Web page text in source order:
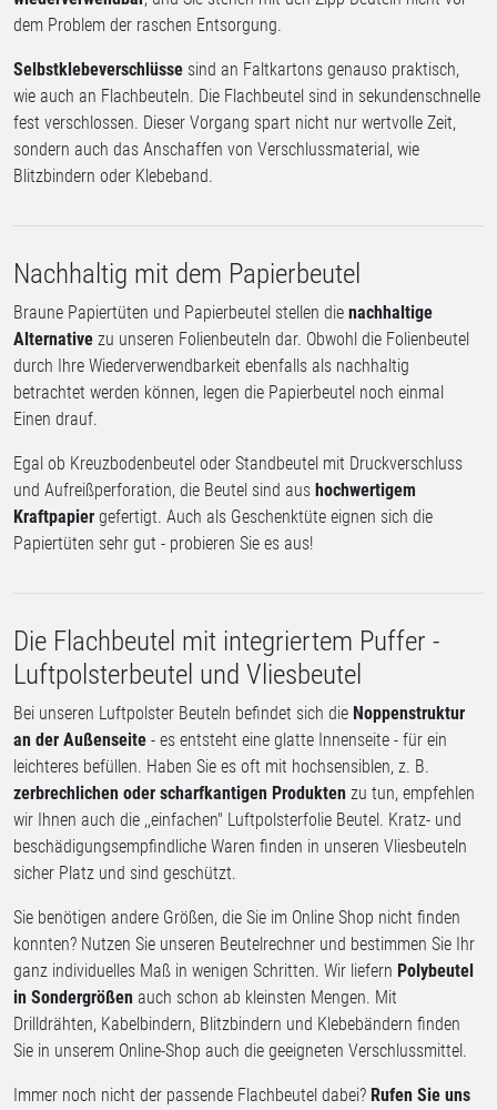
dem Problem der raschen Entsorgung.
Selbstklebeverschlüsse sind an Faltkartons genauso praktisch,
wie auch an Flachbeuteln. Die Flachbeutel sind in sekundenschnelle
fest verschlossen. Dieser Vorgang spart nicht nur wertvolle Zeit,
sondern auch das Anschaffen von Verschlussmaterial, wie
Blitzbindern oder Klebeband.
Nachhaltig mit dem Papierbeutel
Braune Papiertüten und Papierbeutel stellen die nachhaltige
Alternative zu unseren Folienbeuteln dar. Obwohl die Folienbeutel
durch Ihre Wiederverwendbarkeit ebenfalls als nachhaltig
betrachtet werden können, legen die Papierbeutel noch einmal
Einen drauf.
Egal ob Kreuzbodenbeutel oder Standbeutel mit Druckverschluss
und Aufreißperforation, die Beutel sind aus hochwertigem
Kraftpapier gefertigt. Auch als Geschenktüte eignen sich die
Papiertüten sehr gut - probieren Sie es aus!
Die Flachbeutel mit integriertem Puffer -
Luftpolsterbeutel und Vliesbeutel
Bei unseren Luftpolster Beuteln befindet sich die Noppenstruktur
an der Außenseite - es entsteht eine glatte Innenseite - für ein
leichteres befüllen. Haben Sie es oft mit hochsensiblen, z. B.
zerbrechlichen oder scharfkantigen Produkten zu tun, empfehlen
wir Ihnen auch die ,,einfachen" Luftpolsterfolie Beutel. Kratz- und
beschädigungsempfindliche Waren finden in unseren Vliesbeuteln
sicher Platz und sind geschützt.
Sie benötigen andere Größen, die Sie im Online Shop nicht finden
konnten? Nutzen Sie unseren Beutelrechner und bestimmen Sie Ihr
ganz individuelles Maß in wenigen Schritten. Wir liefern Polybeutel
in Sondergrößen auch schon ab kleinsten Mengen. Mit
Drilldrähten, Kabelbindern, Blitzbindern und Klebebändern finden
Sie in unserem Online-Shop auch die geeigneten Verschlussmittel.
Immer noch nicht der passende Flachbeutel dabei? Rufen Sie uns